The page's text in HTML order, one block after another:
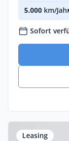
5.000 km/
Sofort
Leasing